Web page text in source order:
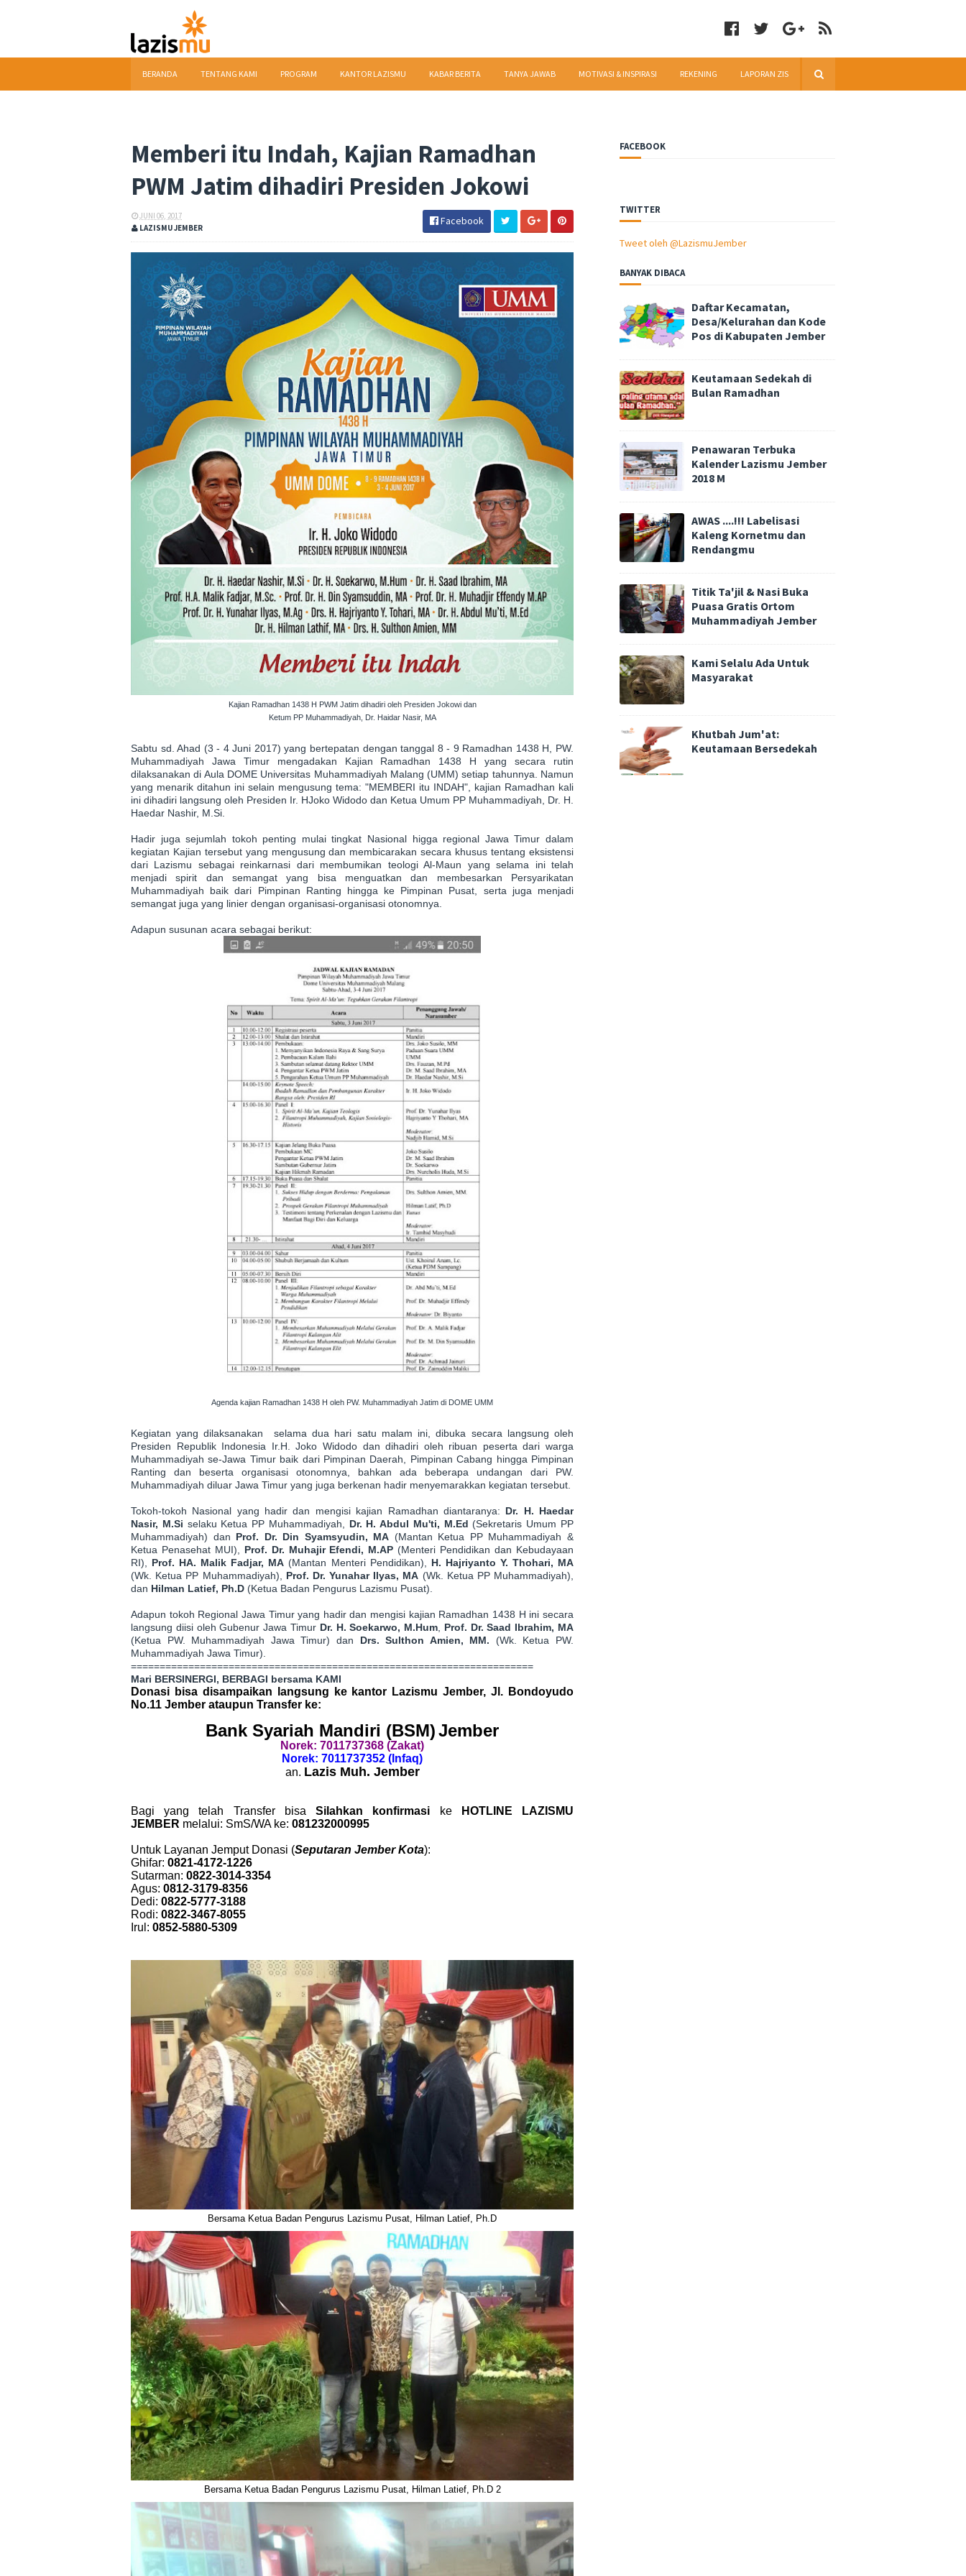
BERANDA TENTANG KAMI PROGRAM KANTOR LAZISMU KABAR BERITA TANYA JAWAB MOTIVASI & INSPIRASI REKENING LAPORAN ZIS
Memberi itu Indah, Kajian Ramadhan
PWM Jatim dihadiri Presiden Jokowi
JUNI 06, 2017
LAZISMU JEMBER
Facebook
Kajian Ramadhan 1438 H PWM Jatim dihadiri oleh Presiden Jokowi dan
Ketum PP Muhammadiyah, Dr. Haidar Nasir, MA
Sabtu sd. Ahad (3 - 4 Juni 2017) yang bertepatan dengan tanggal 8 - 9 Ramadhan 1438 H, PW.
Muhammadiyah Jawa Timur mengadakan Kajian Ramadhan 1438 H yang secara rutin
dilaksanakan di Aula DOME Universitas Muhammadiyah Malang (UMM) setiap tahunnya. Namun
yang menarik ditahun ini selain mengusung tema: "MEMBERI itu INDAH", kajian Ramadhan kali
ini dihadiri langsung oleh Presiden Ir. HJoko Widodo dan Ketua Umum PP Muhammadiyah, Dr. H.
Haedar Nashir, M.Si.
Hadir juga sejumlah tokoh penting mulai tingkat Nasional higga regional Jawa Timur dalam
kegiatan Kajian tersebut yang mengusung dan membicarakan secara khusus tentang eksistensi
dari Lazismu sebagai reinkarnasi dari membumikan teologi Al-Maun yang selama ini telah
menjadi spirit dan semangat yang bisa menguatkan dan membesarkan Persyarikatan
Muhammadiyah baik dari Pimpinan Ranting hingga ke Pimpinan Pusat, serta juga menjadi
semangat juga yang linier dengan organisasi-organisasi otonomnya.
Adapun susunan acara sebagai berikut:
Agenda kajian Ramadhan 1438 H oleh PW. Muhammadiyah Jatim di DOME UMM
Kegiatan yang dilaksanakan selama dua hari satu malam ini, dibuka secara langsung oleh
Presiden Republik Indonesia Ir.H. Joko Widodo dan dihadiri oleh ribuan peserta dari warga
Muhammadiyah se-Jawa Timur baik dari Pimpinan Daerah, Pimpinan Cabang hingga Pimpinan
Ranting dan beserta organisasi otonomnya, bahkan ada beberapa undangan dari PW.
Muhammadiyah diluar Jawa Timur yang juga berkenan hadir menyemarakkan kegiatan tersebut.
Tokoh-tokoh Nasional yang hadir dan mengisi kajian Ramadhan diantaranya: Dr. H. Haedar
Nasir, M.Si selaku Ketua PP Muhammadiyah, Dr. H. Abdul Mu'ti, M.Ed (Sekretaris Umum PP
Muhammadiyah) dan Prof. Dr. Din Syamsyudin, MA (Mantan Ketua PP Muhammadiyah &
Ketua Penasehat MUI), Prof. Dr. Muhajir Efendi, M.AP (Menteri Pendidikan dan Kebudayaan
RI), Prof. HA. Malik Fadjar, MA (Mantan Menteri Pendidikan), H. Hajriyanto Y. Thohari, MA
(Wk. Ketua PP Muhammadiyah), Prof. Dr. Yunahar Ilyas, MA (Wk. Ketua PP Muhammadiyah),
dan Hilman Latief, Ph.D (Ketua Badan Pengurus Lazismu Pusat).
Adapun tokoh Regional Jawa Timur yang hadir dan mengisi kajian Ramadhan 1438 H ini secara
langsung diisi oleh Gubenur Jawa Timur Dr. H. Soekarwo, M.Hum
Prof. Dr. Saad Ibrahim, MA
(Ketua PW. Muhammadiyah Jawa Timur) dan Drs. Sulthon Amien, MM. (Wk. Ketua PW.
Muhammadiyah Jawa Timur).
======================================================================
Mari BERSINERGI, BERBAGI bersama KAMI
Donasi bisa disampaikan langsung ke kantor Lazismu Jember, Jl. Bondoyudo
No.11 Jember ataupun Transfer ke:
Bank Syariah Mandiri (BSM)Jember
Norek: 7011737368 (Zakat)
Norek: 7011737352 (Infaq)
an. Lazis Muh. Jember
Bagi yang telah Transfer bisaSilahkan konfirmasi ke
HOTLINE LAZISMU
JEMBER melalui: SmS/WA ke: 081232000995
Untuk Layanan Jemput Donasi (Seputaran Jember Kota):
Ghifar: 0821-4172-1226
Sutarman: 0822-3014-3354
Agus: 0812-3179-8356
Dedi: 0822-5777-3188
Rodi: 0822-3467-8055
Irul: 0852-5880-5309
Bersama Ketua Badan Pengurus Lazismu Pusat, Hilman Latief, Ph.D
Bersama Ketua Badan Pengurus Lazismu Pusat, Hilman Latief, Ph.D 2
FACEBOOK
TWITTER
Tweet oleh @LazismuJember
BANYAK DIBACA
Daftar Kecamatan,
Desa/Kelurahan dan Kode
Pos di Kabupaten Jember
Keutamaan Sedekah di
Bulan Ramadhan
Penawaran Terbuka
Kalender Lazismu Jember
2018 M
AWAS ....!!! Labelisasi
Kaleng Kornetmu dan
Rendangmu
Titik Ta'jil & Nasi Buka
Puasa Gratis Ortom
Muhammadiyah Jember
Kami Selalu Ada Untuk
Masyarakat
Khutbah Jum'at:
Keutamaan Bersedekah